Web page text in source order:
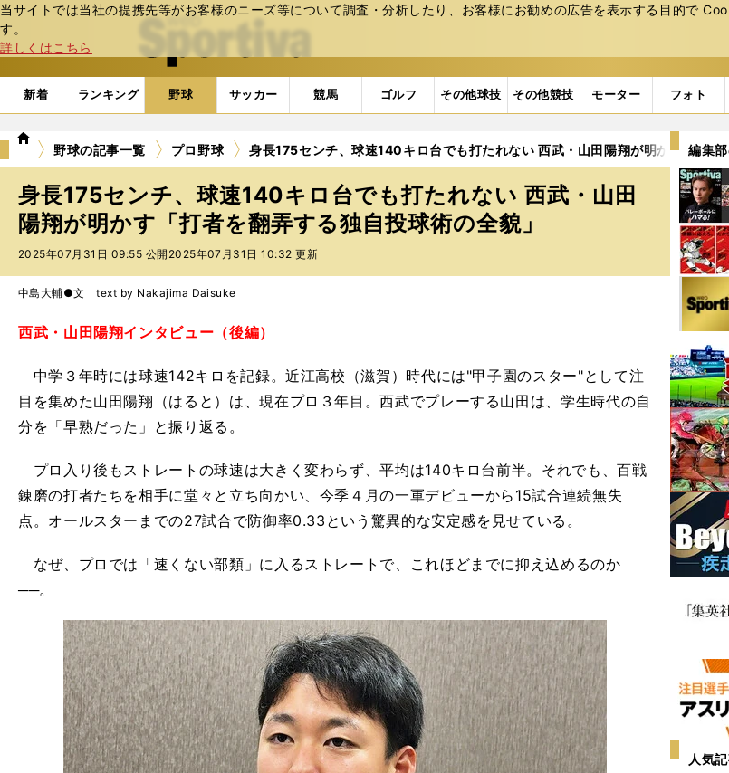
当サイトでは当社の提携先等がお客様のニーズ等について調査・分析したり、お客様にお勧めの広告を表⽰する⽬的で
す。
詳しくはこちら
web Sportiva (webスポルティーバ)
新着 ランキング 野球 サッカー 競馬 ゴルフ その他球技 その他競技 モーター フォト
we
ポ
ル
テ
ィ
ー
バ
野球の記事一覧 プロ野球 身長175センチ、球速140キロ台でも打たれない 西武・山田陽翔が明かす「打者
身長175センチ、球速140キロ台でも打たれない 西武・山田
陽翔が明かす「打者を翻弄する独自投球術の全貌」
2025年07月31日 09:55 公開 2025年07月31日 10:32 更新
中島大輔●文 text by Nakajima Daisuke
西武・山田陽翔インタビュー（後編）
中学３年時には球速142キロを記録。近江高校（滋賀）時代には"甲子園のスター"として注
目を集めた山田陽翔（はると）は、現在プロ３年目。西武でプレーする山田は、学生時代の自
分を「早熟だった」と振り返る。
プロ入り後もストレートの球速は大きく変わらず、平均は140キロ台前半。それでも、百戦
錬磨の打者たちを相手に堂々と立ち向かい、今季４月の一軍デビューから15試合連続無失
点。オールスターまでの27試合で防御率0.33という驚異的な安定感を見せている。
なぜ、プロでは「速くない部類」に入るストレートで、これほどまでに抑え込めるのか
──。
編集
人気